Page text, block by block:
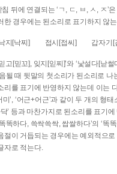
침 뒤에 연결되는 ‘ㄱ, ㄷ, ㅂ, ㅅ, ㅈ’
한 경우에는 된소리로 표기하지 않
지[낙찌] 접시[접씨] 갑자기[
고[믿꼬], 잊지[읻찌]’와 ‘낯설다[낟썰
될 때 뒷말의 첫소리가 된소리로 나
리를 표기에 반영하지 않는데 이는
미’, ‘어근+어근’과 같이 두 개의 형
’ 등과 마찬가지로 된소리를 표기
똑하다, 쓱싹쓱싹, 쌉쌀하다’의 ‘똑똑
절이 거듭되는 경우에는 예외적으로
자로 적는다.